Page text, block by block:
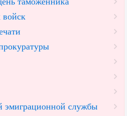
эмиграционной службы